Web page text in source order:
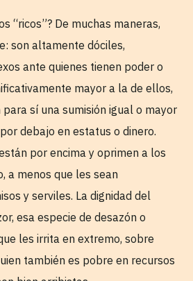
“ricos”? De muchas maneras,
son altamente dóciles,
ante quienes tienen poder o
mayor a la de ellos,
sí una sumisión igual o mayor
debajo en estatus o dinero.
por encima y oprimen a los
a menos que les sean
y serviles. La dignidad del
esa especie de desazón o
les irrita en extremo, sobre
también es pobre en recursos